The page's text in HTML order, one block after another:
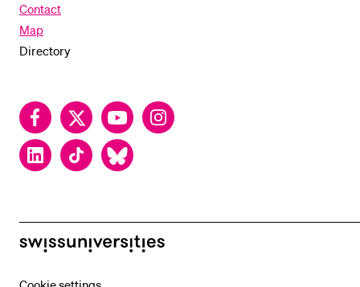
Contact
Map
Directory
FacebookTwitter YouTubeInstagram
LinkedInTikTok Bluesky
swissuniversities